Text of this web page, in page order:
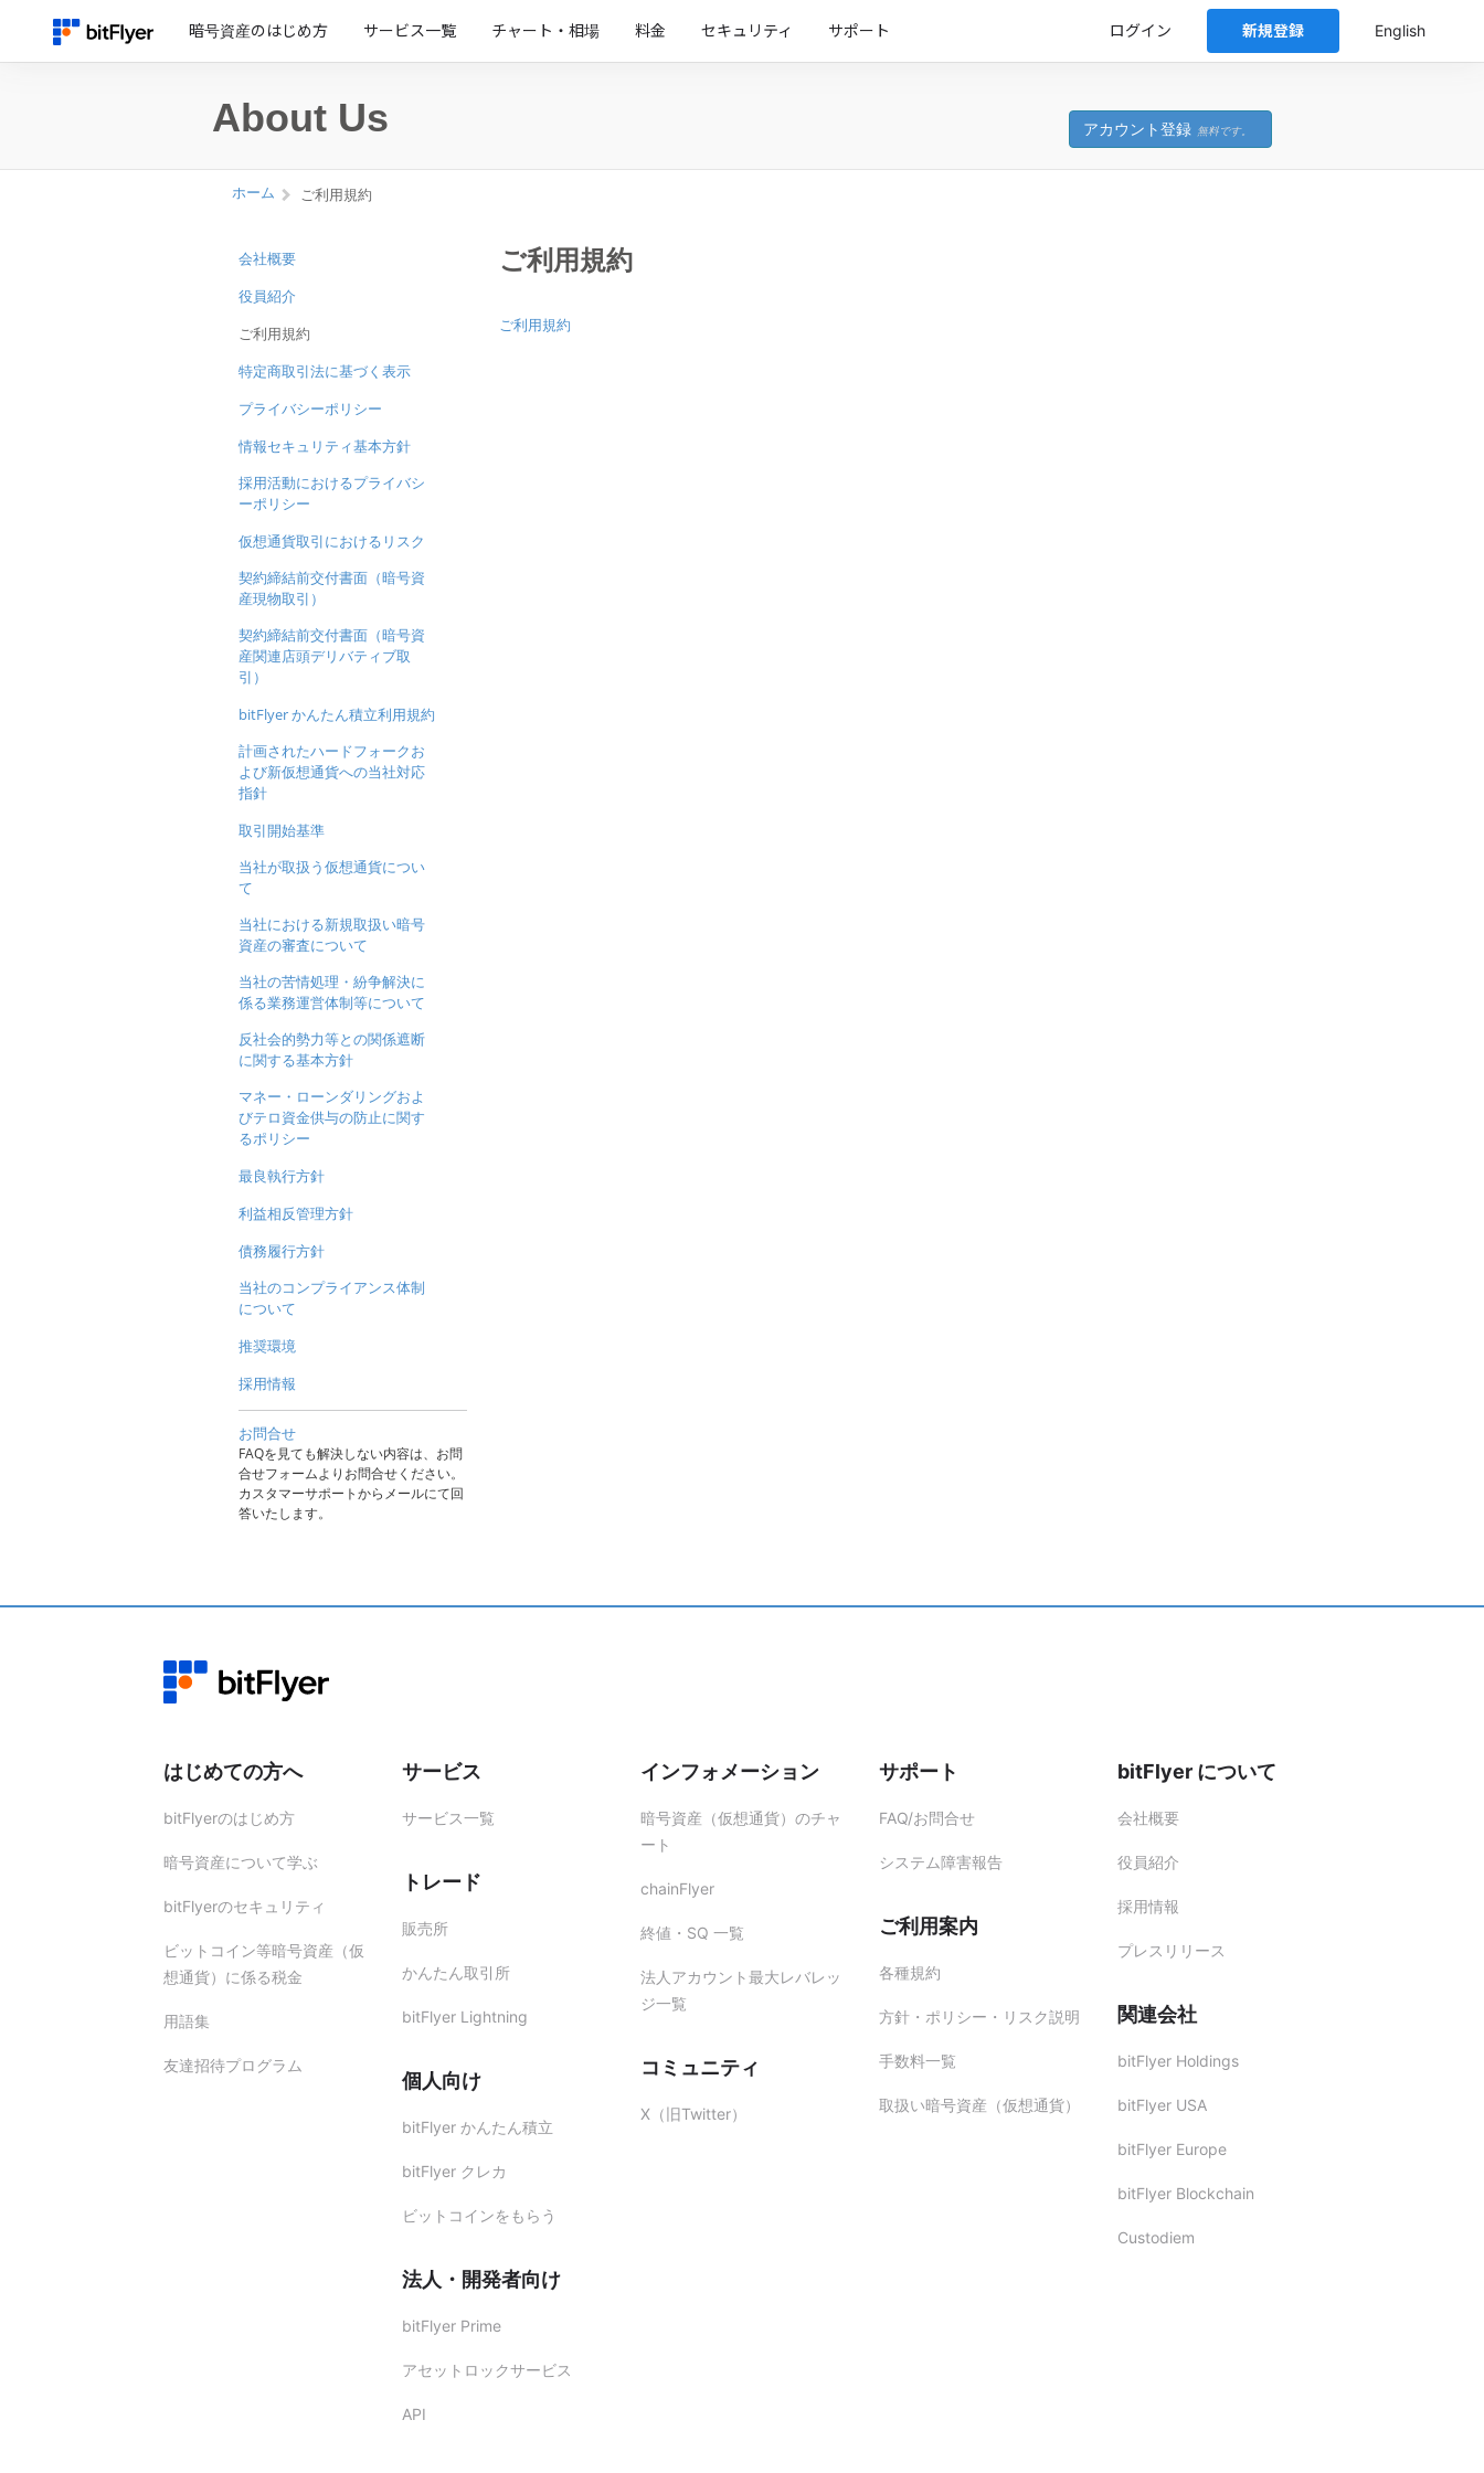
暗号資産のはじめ方 サービス一覧 チャート・相場 料金 セキュリティ サポート ログイン 新規登録 English
About Us アカウント登録 無料です。
ホーム ご利用規約
ご利用規約
ご利用規約
会社概要
役員紹介
ご利用規約
特定商取引法に基づく表示
プライバシーポリシー
情報セキュリティ基本方針
採用活動におけるプライバシ
ーポリシー
仮想通貨取引におけるリスク
契約締結前交付書面（暗号資
産現物取引）
契約締結前交付書面（暗号資
産関連店頭デリバティブ取
引）
bitFlyer かんたん積立利用規約
計画されたハードフォークお
よび新仮想通貨への当社対応
指針
取引開始基準
当社が取扱う仮想通貨につい
て
当社における新規取扱い暗号
資産の審査について
当社の苦情処理・紛争解決に
係る業務運営体制等について
反社会的勢力等との関係遮断
に関する基本方針
マネー・ローンダリングおよ
びテロ資金供与の防止に関す
るポリシー
最良執行方針
利益相反管理方針
債務履行方針
当社のコンプライアンス体制
について
推奨環境
採用情報
お問合せ
FAQを見ても解決しない内容は、お問
合せフォームよりお問合せください。
カスタマーサポートからメールにて回
答いたします。
はじめての方へ
bitFlyerのはじめ方
暗号資産について学ぶ
bitFlyerのセキュリティ
ビットコイン等暗号資産（仮
想通貨）に係る税金
用語集
友達招待プログラム
サービス
サービス一覧
トレード
販売所
かんたん取引所
bitFlyer Lightning
個人向け
bitFlyer かんたん積立
bitFlyer クレカ
ビットコインをもらう
法人・開発者向け
bitFlyer Prime
アセットロックサービス
API
インフォメーション
暗号資産（仮想通貨）のチャ
ート
chainFlyer
終値・SQ 一覧
法人アカウント最大レバレッ
ジ一覧
コミュニティ
X（旧Twitter）
サポート
FAQ/お問合せ
システム障害報告
ご利用案内
各種規約
方針・ポリシー・リスク説明
手数料一覧
取扱い暗号資産（仮想通貨）
bitFlyer について
会社概要
役員紹介
採用情報
プレスリリース
関連会社
bitFlyer Holdings
bitFlyer USA
bitFlyer Europe
bitFlyer Blockchain
Custodiem